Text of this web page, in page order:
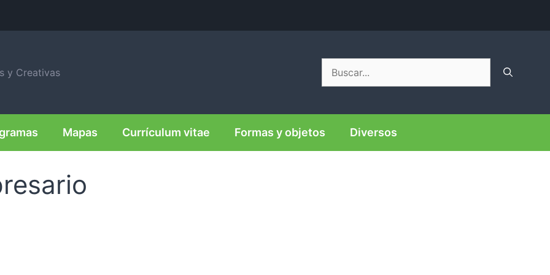
y Creativas
Mapas Currículum vitae Formas y objetos Diversos